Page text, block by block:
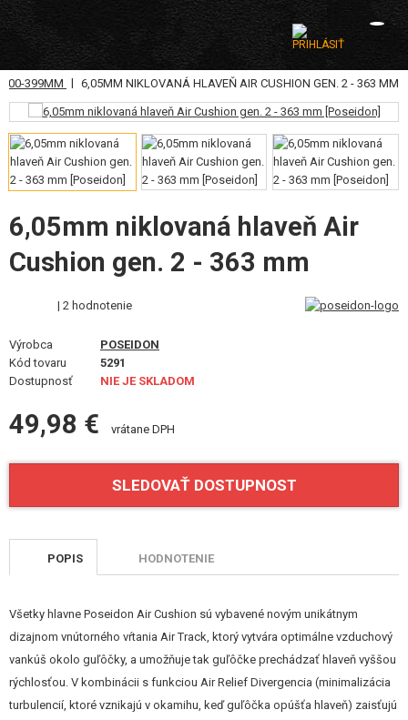
KATEGÓRIE
AIRSOFTOVÉ ZBRANE
VZDUCHOVÉ ZBRANE, PRAKY
GRANÁTOMETY, GRANÁTY
GULIČKY, PLYN
OKULIARE, MASKY
VÝSTROJ, UNIFORMY, PÚZDRA
MASKOVANIE, FARBY, PÁSKY
DOPLNKY K ZBRANIAM, POPRUHY
SERVIS A ÚDRŽBA ZBRANÍ
SEBAOBRANA, VÝCVIK, NOŽE
TERČE, STRELNICE
300-399MM | 6,05MM NIKLOVANÁ HLAVEŇ AIR CUSHION GEN. 2 - 363 MM
6,05mm niklovaná hlaveň Air
Cushion gen. 2 - 363 mm
| 2 hodnotenie
Výrobca
POSEIDON
Kód tovaru
5291
Dostupnosť
NIE JE SKLADOM
49,98 € vrátane DPH
SLEDOVAŤ DOSTUPNOST
POPIS HODNOTENIE
Všetky hlavne Poseidon Air Cushion sú vybavené novým unikátnym
dizajnom vnútorného vŕtania Air Track, ktorý vytvára optimálne vzduchový
vankúš okolo guľôčky, a umožňuje tak guľôčke prechádzať hlaveň vyššou
rýchlosťou. V kombinácii s funkciou Air Relief Divergencia (minimalizácia
turbulencií, ktoré vznikajú v okamihu, keď guľôčka opúšťa hlaveň) zaisťujú